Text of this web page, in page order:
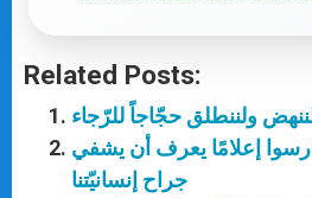
Related Posts:
فلننهض ولننطلق حجّاجاً للرّجاء
إعلامًا يعرف أن يشفي
جراح إنسانيّتنا